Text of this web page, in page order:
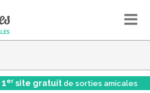
1er site gratuit de sorties amicales